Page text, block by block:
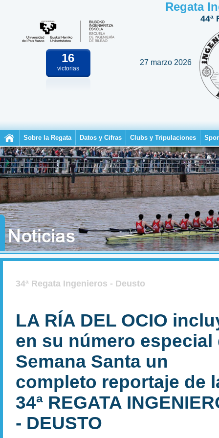
16
victorias
Regata
44ª
27 marzo 2026
Sobre la Regata Datos y Cifras Clubs y Tripulaciones
34ª Regata Ingenieros - Deusto
LA RÍA DEL OCIO
en su número especial
Semana Santa un
completo reportaje de
34ª REGATA
- DEUSTO